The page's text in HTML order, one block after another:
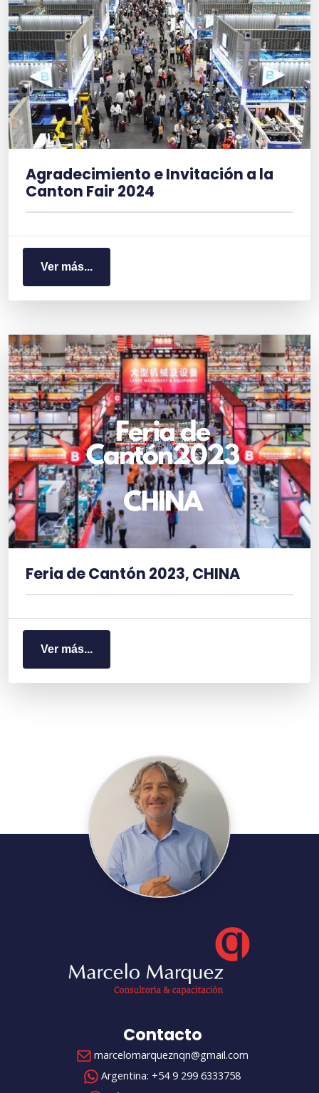
Agradecimiento e Invitación a la
Canton Fair 2024
Ver más...
Feria de Cantón 2023, CHINA
Ver más...
Contacto
marcelomarqueznqn@gmail.com
Argentina: +54 9 299 6333758